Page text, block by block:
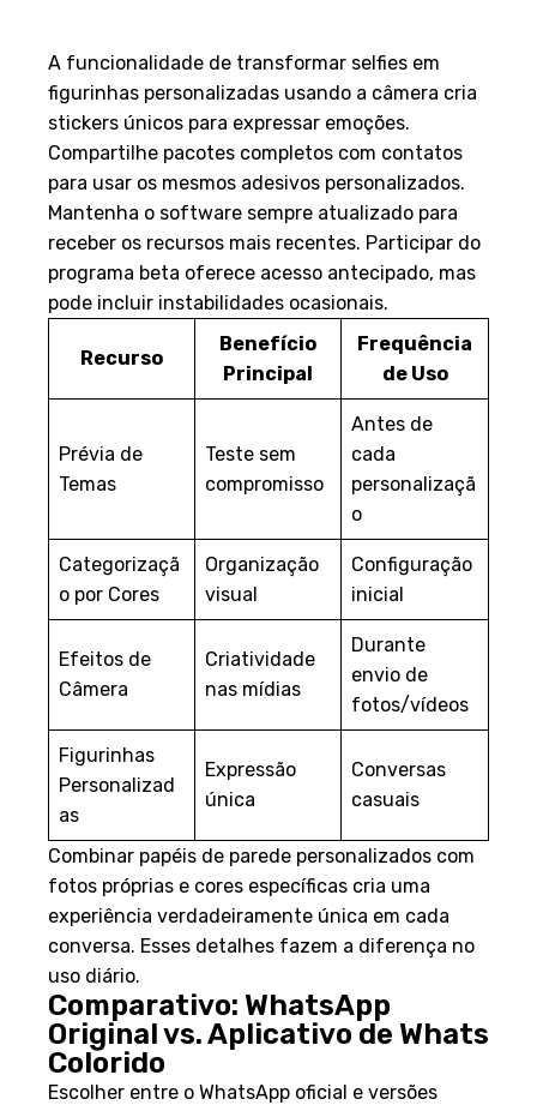
A funcionalidade de transformar selfies em
figurinhas personalizadas usando a câmera cria
stickers únicos para expressar emoções.
Compartilhe pacotes completos com contatos
para usar os mesmos adesivos personalizados.
Mantenha o software sempre atualizado para
receber os recursos mais recentes. Participar do
programa beta oferece acesso antecipado, mas
pode incluir instabilidades ocasionais.
Recurso
Benefício
Principal
Frequência
de Uso
Prévia de
Temas
Teste sem
compromisso
Antes de
cada
personalizaçã
o
Categorizaçã
o por Cores
Organização
visual
Configuração
inicial
Efeitos de
Câmera
Criatividade
nas mídias
Durante
envio de
fotos/vídeos
Figurinhas
Personalizad
as
Expressão
única
Conversas
casuais
Combinar papéis de parede personalizados com
fotos próprias e cores específicas cria uma
experiência verdadeiramente única em cada
conversa. Esses detalhes fazem a diferença no
uso diário.
Comparativo: WhatsApp
Original vs. Aplicativo de Whats
Colorido
Escolher entre o WhatsApp oficial e versões